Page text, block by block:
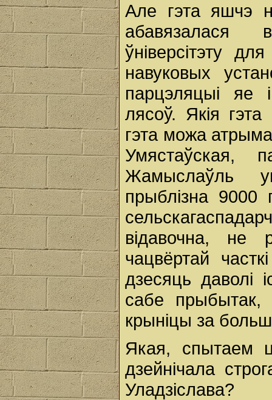
Але гэта яшчэ
абавязалася
ўніверсітэту
навуковых
парцэляцыі яе
лясоў. Якія
гэта можа
Умястаўская,
Жамыслаўль
прыблізна 9000
відавочна, не
чацвёртай
дзесяць даволі
сабе прыбытак,
крыніцы за
Якая, спытаем
дзейнічала
Уладзіслава?